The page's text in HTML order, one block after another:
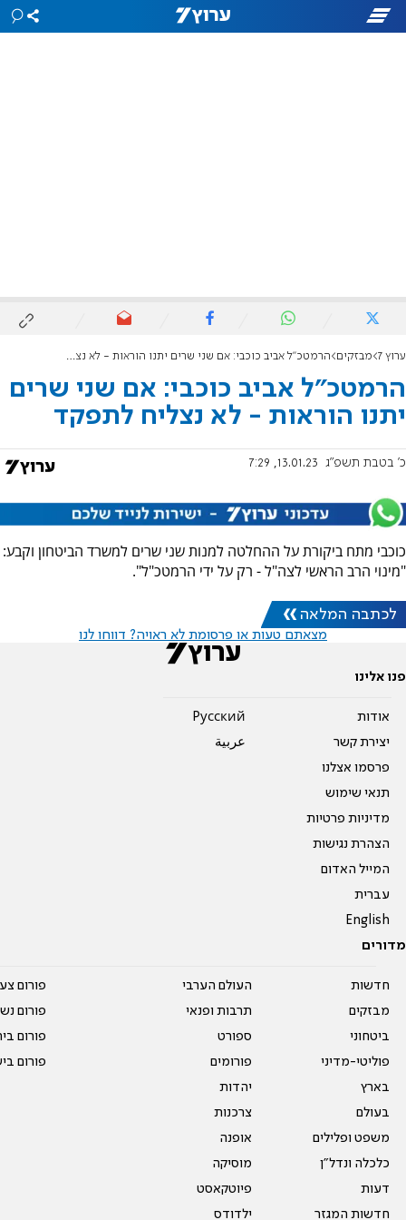
ערוץ 7 מבזקים הרמטכ"ל אביב כוכבי: אם שני שרים יתנו הוראות - לא נצליח לתפקד
הרמטכ"ל אביב כוכבי: אם שני שרים
יתנו הוראות - לא נצליח לתפקד
כ' בטבת תשפ"ג 13.01.23, 7:29
כוכבי מתח ביקורת על ההחלטה למנות שני שרים למשרד הביטחון וקבע:
"מינוי הרב הראשי לצה"ל - רק על ידי הרמטכ"ל".
לכתבה המלאה
מצאתם טעות או פרסומת לא ראויה? דווחו לנו
פנו אלינו
אודות
יצירת קשר
פרסמו אצלנו
תנאי שימוש
מדיניות פרטיות
הצהרת נגישות
המייל האדום
עברית
English
Pусский
عربية
מדורים
חדשות
מבזקים
ביטחוני
פוליטי-מדיני
בארץ
בעולם
משפט ופלילים
כלכלה ונדל"ן
דעות
חדשות המגזר
העולם הערבי
תרבות ופנאי
ספורט
פורומים
יהדות
צרכנות
אופנה
מוסיקה
פיוטקאסט
ילדודס
פורום
פורום
פורום
פורום